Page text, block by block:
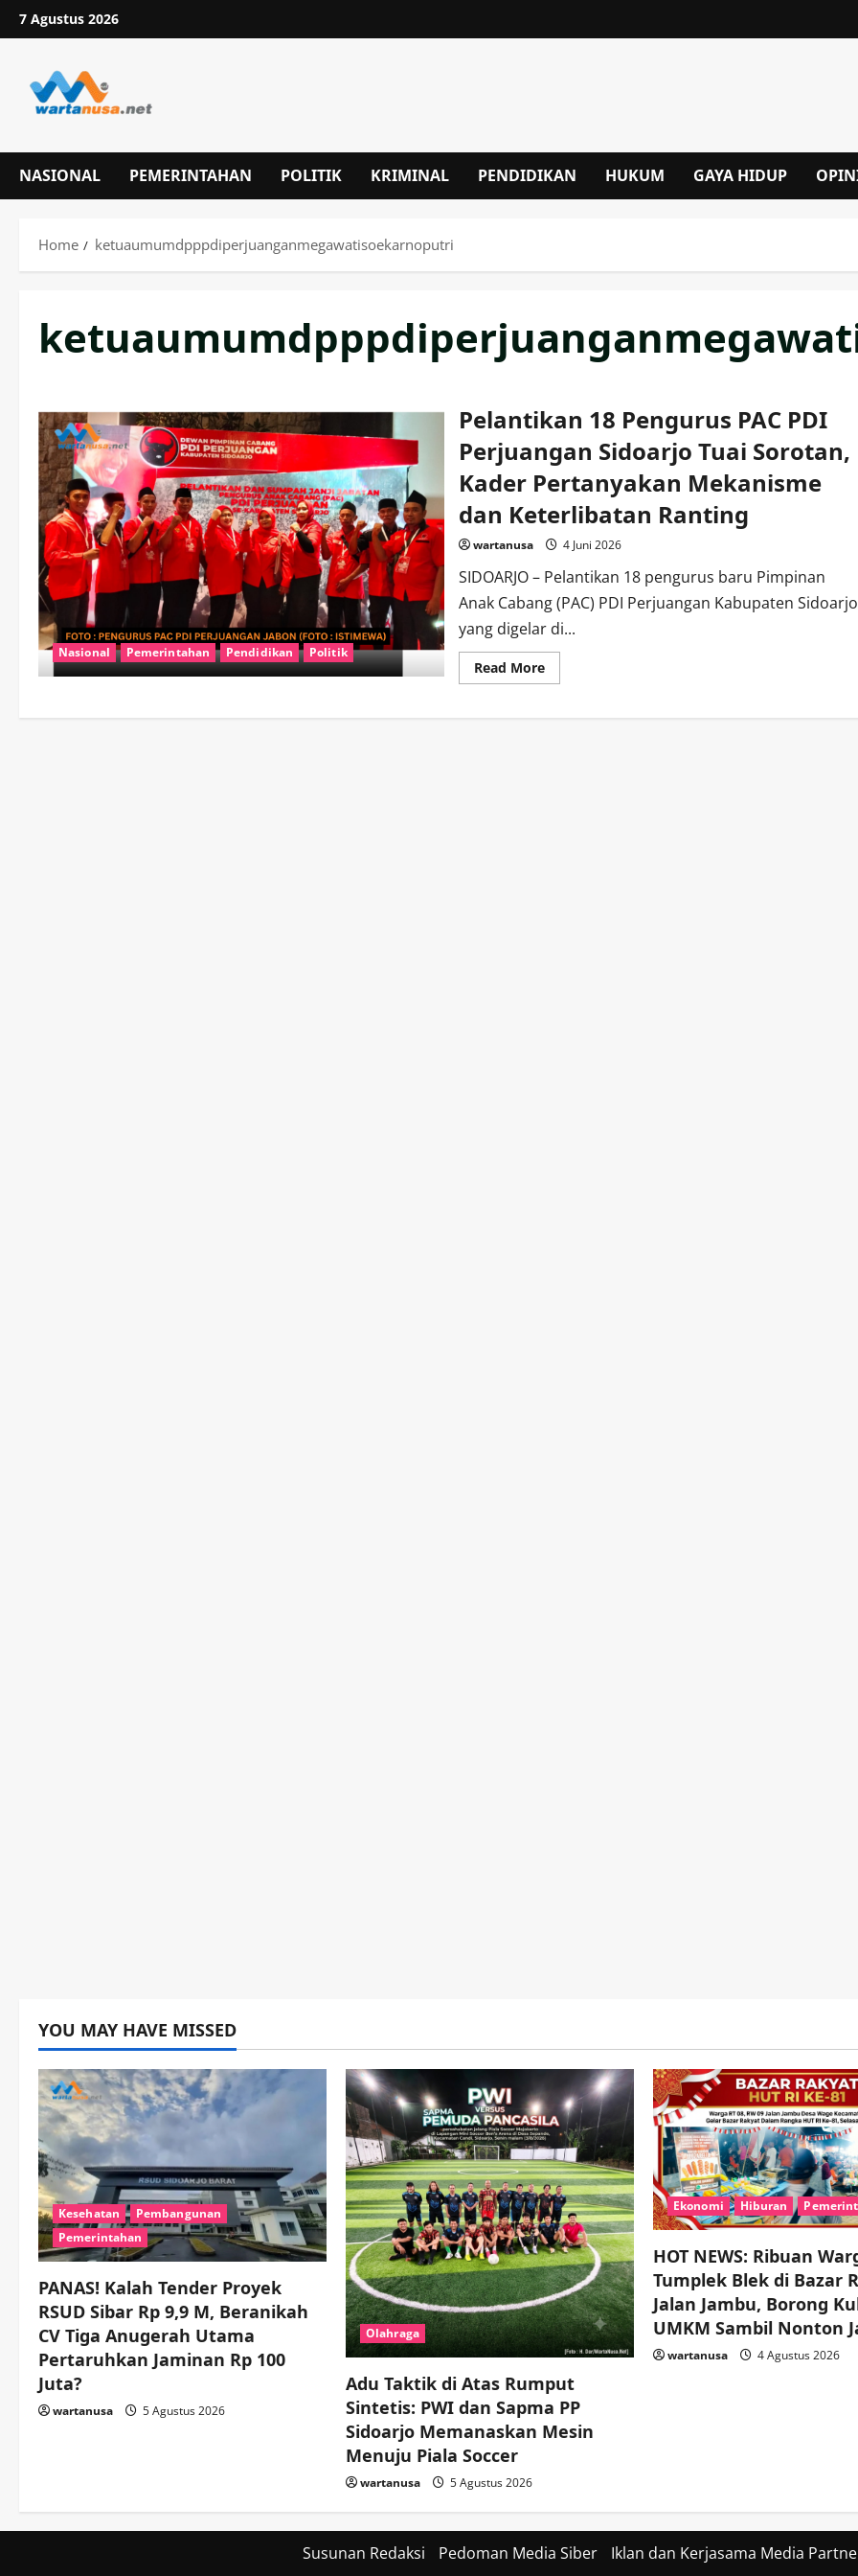
Skip
to
7 Agustus 2026
NASIONAL PEMERINTAHAN POLITIK KRIMINAL PENDIDIKAN HUKUM GAYA HIDUP
Home ketuaumumdpppdiperjuanganmegawatisoekarnoputri
Nasional Pemerintahan Pendidikan Politik
Pelantikan 18 Pengurus PAC PDI
Perjuangan Sidoarjo Tuai Sorotan,
Kader Pertanyakan Mekanisme
dan Keterlibatan Ranting
wartanusa 4 Juni 2026
SIDOARJO – Pelantikan 18 pengurus baru Pimpinan
Anak Cabang (PAC) PDI Perjuangan Kabupaten Sidoarjo
yang digelar di...
Read MoreRead
more
18
YOU MAY HAVE MISSED
Kesehatan
Pembangunan
Pemerintahan
PANAS! Kalah Tender Proyek
RSUD Sibar Rp 9,9 M, Beranikah
CV Tiga Anugerah Utama
Pertaruhkan Jaminan Rp 100
Juta?
wartanusa 5 Agustus 2026
Olahraga
Adu Taktik di Atas Rumput
Sintetis: PWI dan Sapma PP
Sidoarjo Memanaskan Mesin
Menuju Piala Soccer
wartanusa 5 Agustus 2026
Ekonomi Hiburan
HOT NEWS: Ribuan
Tumplek Blek di Bazar
Jalan Jambu, Borong
UMKM Sambil Nonton
wartanusa 4 Agustus 2026
Susunan Redaksi Pedoman Media Siber Iklan dan Kerjasama Media